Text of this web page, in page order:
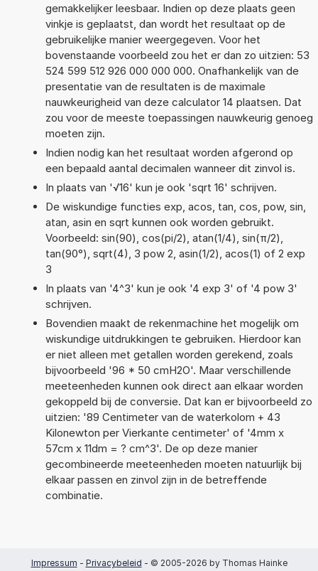
gemakkelijker leesbaar. Indien op deze plaats geen
vinkje is geplaatst, dan wordt het resultaat op de
gebruikelijke manier weergegeven. Voor het
bovenstaande voorbeeld zou het er dan zo uitzien: 53
524 599 512 926 000 000 000. Onafhankelijk van de
presentatie van de resultaten is de maximale
nauwkeurigheid van deze calculator 14 plaatsen. Dat
zou voor de meeste toepassingen nauwkeurig genoeg
moeten zijn.
Indien nodig kan het resultaat worden afgerond op
een bepaald aantal decimalen wanneer dit zinvol is.
In plaats van '√16' kun je ook 'sqrt 16' schrijven.
De wiskundige functies exp, acos, tan, cos, pow, sin,
atan, asin en sqrt kunnen ook worden gebruikt.
Voorbeeld: sin(90), cos(pi/2), atan(1/4), sin(π/2),
tan(90°), sqrt(4), 3 pow 2, asin(1/2), acos(1) of 2 exp
3
In plaats van '4^3' kun je ook '4 exp 3' of '4 pow 3'
schrijven.
Bovendien maakt de rekenmachine het mogelijk om
wiskundige uitdrukkingen te gebruiken. Hierdoor kan
er niet alleen met getallen worden gerekend, zoals
bijvoorbeeld '96 * 50 cmH2O'. Maar verschillende
meeteenheden kunnen ook direct aan elkaar worden
gekoppeld bij de conversie. Dat kan er bijvoorbeeld zo
uitzien: '89 Centimeter van de waterkolom + 43
Kilonewton per Vierkante centimeter' of '4mm x
57cm x 11dm = ? cm^3'. De op deze manier
gecombineerde meeteenheden moeten natuurlijk bij
elkaar passen en zinvol zijn in de betreffende
combinatie.
Impressum - Privacybeleid - © 2005-2026 by Thomas Hainke